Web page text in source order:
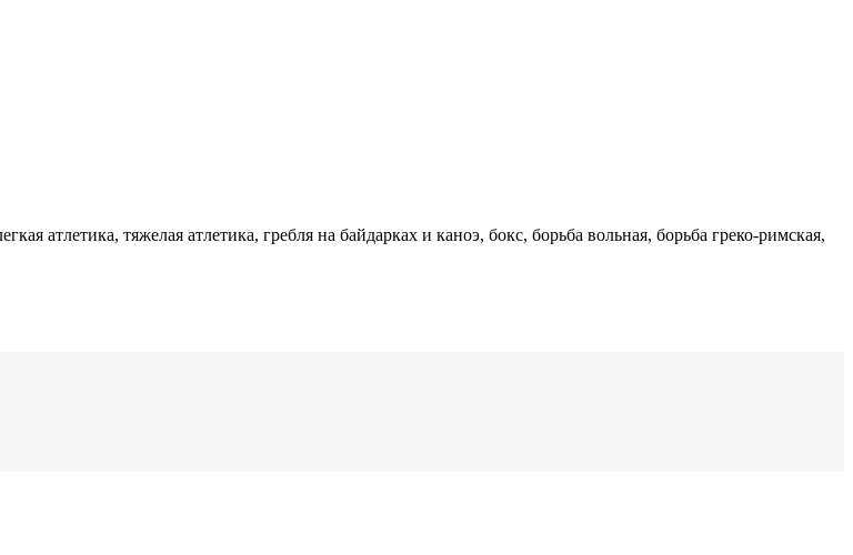
атлетика, тяжелая атлетика, гребля на байдарках и каноэ, бокс, борьба вольная, борьба греко-римская,